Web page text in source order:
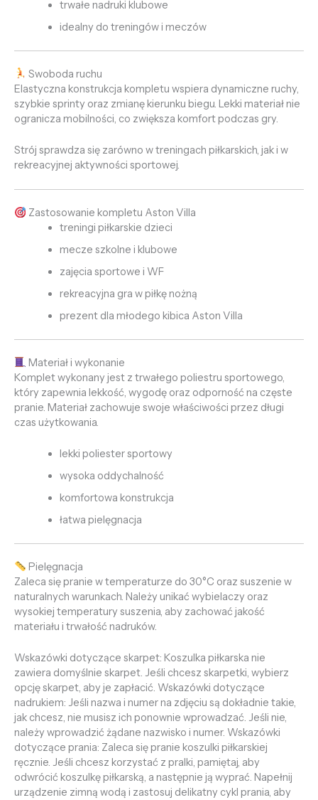
trwałe nadruki klubowe
idealny do treningów i meczów
Swoboda ruchu
Elastyczna konstrukcja kompletu wspiera dynamiczne ruchy,
szybkie sprinty oraz zmianę kierunku biegu. Lekki materiał nie
ogranicza mobilności, co zwiększa komfort podczas gry.
Strój sprawdza się zarówno w treningach piłkarskich, jak i w
rekreacyjnej aktywności sportowej.
Zastosowanie kompletu Aston Villa
treningi piłkarskie dzieci
mecze szkolne i klubowe
zajęcia sportowe i WF
rekreacyjna gra w piłkę nożną
prezent dla młodego kibica Aston Villa
Materiał i wykonanie
Komplet wykonany jest z trwałego poliestru sportowego,
który zapewnia lekkość, wygodę oraz odporność na częste
pranie. Materiał zachowuje swoje właściwości przez długi
czas użytkowania.
lekki poliester sportowy
wysoka oddychalność
komfortowa konstrukcja
łatwa pielęgnacja
Pielęgnacja
Zaleca się pranie w temperaturze do 30°C oraz suszenie w
naturalnych warunkach. Należy unikać wybielaczy oraz
wysokiej temperatury suszenia, aby zachować jakość
materiału i trwałość nadruków.
Wskazówki dotyczące skarpet: Koszulka piłkarska nie
zawiera domyślnie skarpet. Jeśli chcesz skarpetki, wybierz
opcję skarpet, aby je zapłacić. Wskazówki dotyczące
nadrukiem: Jeśli nazwa i numer na zdjęciu są dokładnie takie,
jak chcesz, nie musisz ich ponownie wprowadzać. Jeśli nie,
należy wprowadzić żądane nazwisko i numer. Wskazówki
dotyczące prania: Zaleca się pranie koszulki piłkarskiej
ręcznie. Jeśli chcesz korzystać z pralki, pamiętaj, aby
odwrócić koszulkę piłkarską, a następnie ją wyprać. Napełnij
urządzenie zimną wodą i zastosuj delikatny cykl prania, aby